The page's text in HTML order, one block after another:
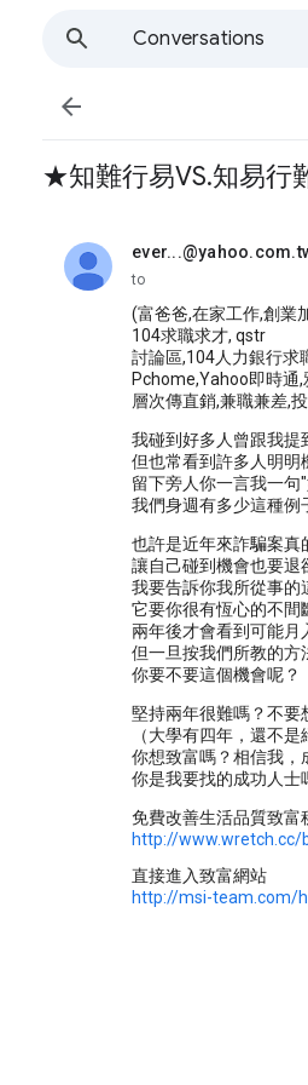
Conversations

★知難行易VS.知易行
unread,
to
(富爸爸,在家工作,創業
104求職求才, qstr
討論區,104人力銀行求
Pchome,Yahoo即時通
層次傳直銷,兼職兼差,
我碰到好多人曾跟我提
但也常看到許多人明明
留下旁人你一言我一句
我們身週有多少這種例
也許是近年來詐騙案真
讓自己碰到機會也要退
我要告訴你我所從事的
它要你很有恆心的不間
兩年後才會看到可能月
但一旦按我們所教的方
你要不要這個機會呢？
堅持兩年很難嗎？不要
（大學有四年，還不
你想致富嗎？相信我，
你是我要找的成功人士
免費改善生活品質致富
http://www.wretch.cc/
直接進入致富網站
http://msi-team.com/